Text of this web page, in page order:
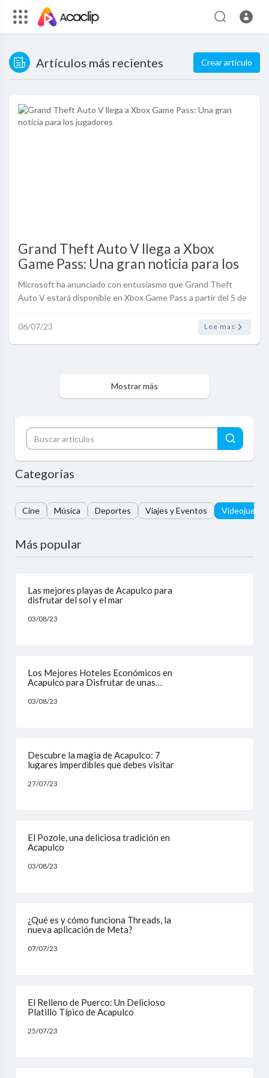
Artículos más recientes Crear articulo
Grand Theft Auto V llega a Xbox
Game Pass: Una gran noticia para los
jugadores
Microsoft ha anunciado con entusiasmo que Grand Theft
Auto V estará disponible en Xbox Game Pass a partir del 5 de
jugadores de Xbox..
06/07/23 Lee mas
Mostrar más
Categorías
Cine Música Deportes Viajes y Eventos Videojuegos
Más popular
Las mejores playas de Acapulco para
disfrutar del sol y el mar
03/08/23
Los Mejores Hoteles Económicos en
Acapulco para Disfrutar de unas
03/08/23
Descubre la magia de Acapulco: 7
lugares imperdibles que debes visitar
27/07/23
El Pozole, una deliciosa tradición en
Acapulco
03/08/23
¿Qué es y cómo funciona Threads, la
nueva aplicación de Meta?
07/07/23
El Relleno de Puerco: Un Delicioso
Platillo Típico de Acapulco
25/07/23